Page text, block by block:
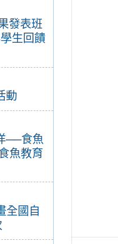
發表班
生回饋
動
──食魚
魚教育
全國自